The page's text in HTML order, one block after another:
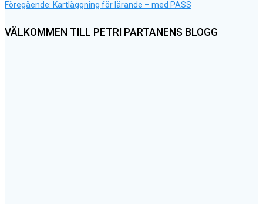
Inläggsnavigering
Föregående: Föregående
Kartläggning för lärande – med PASS
VÄLKOMMEN TILL PETRI PARTANENS BLOGG